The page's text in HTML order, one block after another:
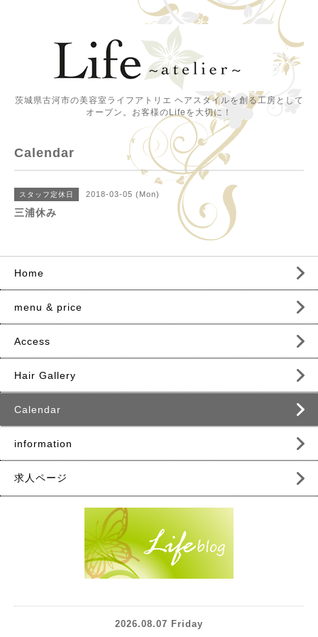
茨城県古河市の美容室ライフアトリエ ヘアスタイルを創る工房として
オープン。お客様のLifeを大切に！
Calendar
スタッフ定休日 2018-03-05 (Mon)
三浦休み
Home
menu & price
Access
Hair Gallery
Calendar
information
求人ページ
2026.08.07 Friday